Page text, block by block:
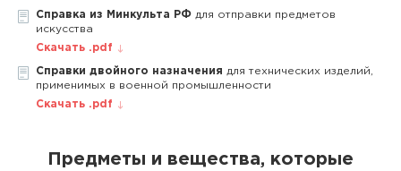
Справка из Минкульта РФ для отправки предметов
искусства
Скачать .pdf
Справки двойного назначения для технических изделий,
применимых в военной промышленности
Скачать .pdf
Предметы и вещества, которые